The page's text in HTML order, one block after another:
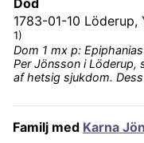
Död
1783-01-10 Löderup,
1)
Dom 1 mx p:
Per Jönsson i Löderup,
af hetsig sjukdom.
Familj med Karna